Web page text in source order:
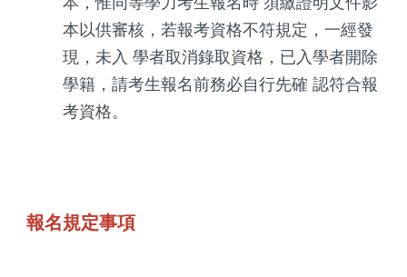
本以供審核，若報考資格不符規定，一經發
現，未入 學者取消錄取資格，已入學者開除
學籍，請考生報名前務必自行先確 認符合報
考資格。
報名規定事項